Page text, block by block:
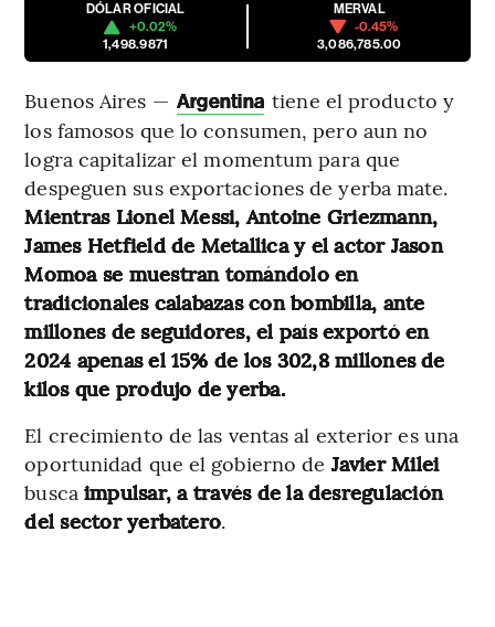
DÓLAR OFICIAL
+0.02%
1,498.9871
MERVAL
-0.45%
3,086,785.00
Buenos Aires — Argentina tiene el producto y
los famosos que lo consumen, pero aun no
logra capitalizar el momentum para que
despeguen sus exportaciones de yerba mate.
Mientras Lionel Messi, Antoine Griezmann,
James Hetfield de Metallica y el actor Jason
Momoa se muestran tomándolo en
tradicionales calabazas con bombilla, ante
millones de seguidores, el país exportó en
2024 apenas el 15% de los 302,8 millones de
kilos que produjo de yerba.
El crecimiento de las ventas al exterior es una
oportunidad que el gobierno de Javier Milei
busca impulsar, a través de la desregulación
del sector yerbatero.